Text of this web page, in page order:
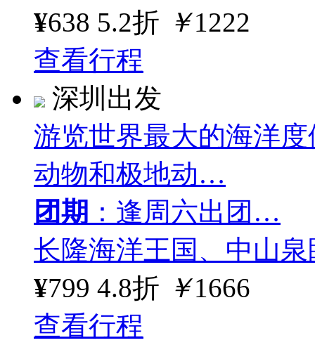
¥638 5.2折 ￥1222
查看行程
深圳出发
游览世界最大的海洋
动物和极地动…
团期 ：逢周六出团…
长隆海洋王国、中山
¥799 4.8折 ￥1666
查看行程